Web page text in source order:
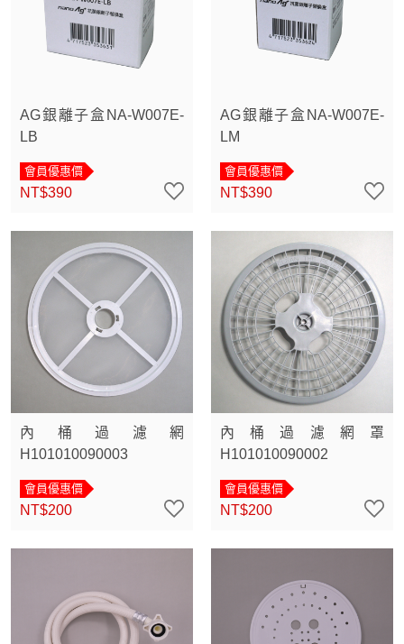
AG銀離子盒NA-W007E-
LB
會員優惠價
NT$390
AG銀離子盒NA-W007E-
LM
會員優惠價
NT$390
內桶過濾網
H101010090003
會員優惠價
NT$200
內桶過濾網罩
H101010090002
會員優惠價
NT$200